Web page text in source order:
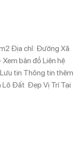
Địa chỉ: Đường Xã
bản đồ Liên hệ
tin Thông tin thêm
Lô Đất Đẹp Vị Trí Tại